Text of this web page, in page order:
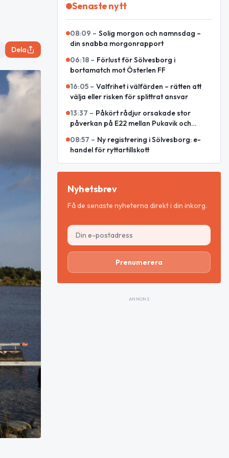
Dela
Senaste nytt
08:09 – Solig morgon och namnsdag –
din snabba morgonrapport
06:18 – Förlust för Sölvesborg i
bortamatch mot Österlen FF
16:05 – Valfrihet i välfärden – rätten att
välja eller risken för splittrat ansvar
13:37 – Påkört rådjur orsakade stor
påverkan på E22 mellan Pukavik och
08:57 – Ny registrering i Sölvesborg: e-
handel för ryttartillskott
Nyhetsbrev
Få de senaste nyheterna direkt i din inkorg.
Prenumerera
ANNONS